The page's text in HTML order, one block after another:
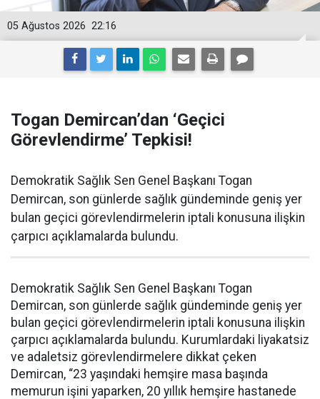
22:16
05 Ağustos 2026
Togan Demircan’dan ‘Geçici
Görevlendirme’ Tepkisi!
Demokratik Sağlık Sen Genel Başkanı Togan
Demircan, son günlerde sağlık gündeminde geniş yer
bulan geçici görevlendirmelerin iptali konusuna ilişkin
çarpıcı açıklamalarda bulundu.
Demokratik Sağlık Sen Genel Başkanı Togan
Demircan, son günlerde sağlık gündeminde geniş yer
bulan geçici görevlendirmelerin iptali konusuna ilişkin
çarpıcı açıklamalarda bulundu. Kurumlardaki liyakatsiz
ve adaletsiz görevlendirmelere dikkat çeken
Demircan, “23 yaşındaki hemşire masa başında
memurun işini yaparken, 20 yıllık hemşire hastanede